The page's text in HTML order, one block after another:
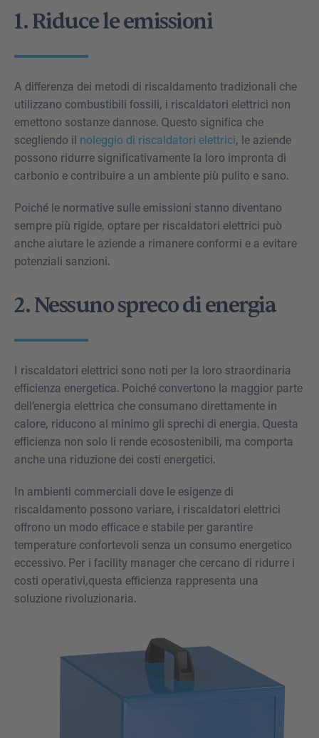
1. Riduce le emissioni
A differenza dei metodi di riscaldamento tradizionali che
utilizzano combustibili fossili, i riscaldatori elettrici non
emettono sostanze dannose. Questo significa che
scegliendo il noleggio di riscaldatori elettrici, le aziende
possono ridurre significativamente la loro impronta di
carbonio e contribuire a un ambiente più pulito e sano.
Poiché le normative sulle emissioni stanno diventano
sempre più rigide, optare per riscaldatori elettrici può
anche aiutare le aziende a rimanere conformi e a evitare
potenziali sanzioni.
2. Nessuno spreco di energia
I riscaldatori elettrici sono noti per la loro straordinaria
efficienza energetica. Poiché convertono la maggior parte
dell’energia elettrica che consumano direttamente in
calore, riducono al minimo gli sprechi di energia. Questa
efficienza non solo li rende ecosostenibili, ma comporta
anche una riduzione dei costi energetici.
In ambienti commerciali dove le esigenze di
riscaldamento possono variare, i riscaldatori elettrici
offrono un modo efficace e stabile per garantire
temperature confortevoli senza un consumo energetico
eccessivo. Per i facility manager che cercano di ridurre i
costi operativi,questa efficienza rappresenta una
soluzione rivoluzionaria.